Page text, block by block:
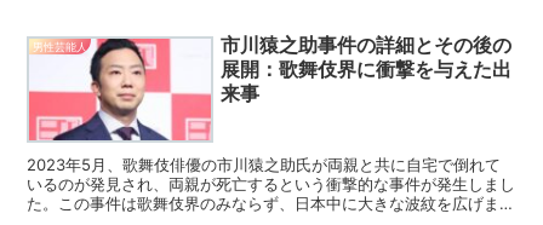
男性芸能人
市川猿之助事件の詳細とその後の
展開：歌舞伎界に衝撃を与えた出
来事
2023年5月、歌舞伎俳優の市川猿之助氏が両親と共に自宅で倒れて
いるのが発見され、両親が死亡するという衝撃的な事件が発生しまし
た。この事件は歌舞伎界のみならず、日本中に大きな波紋を広げまし